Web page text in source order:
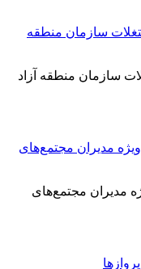
سازمان منطقه آزاد
مدیران مجتمع‌های